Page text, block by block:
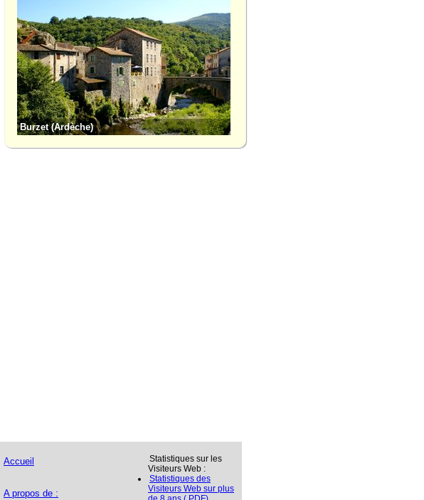
Burzet (Ardèche)
Accueil
A propos de :
Statistiques sur les
Visiteurs Web :
Statistiques des
Visiteurs Web sur plus